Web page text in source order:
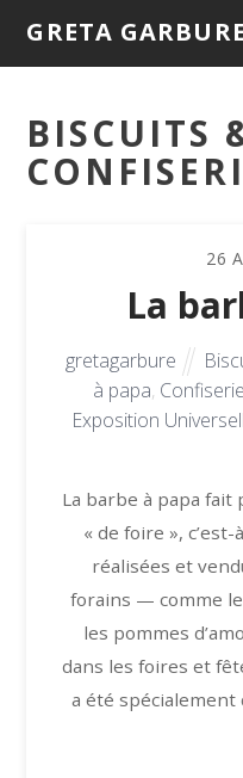
GRETA GARBURE
BISCUITS
26
La
gretagarbure
à papa,
Exposition
La barbe à papa
« de foire »,
réalisées et
forains — comme
les pommes
dans les foires et
a été